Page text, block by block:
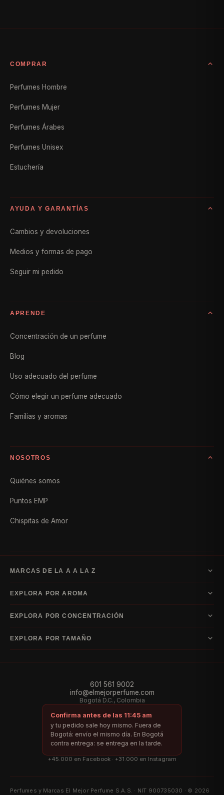
COMPRAR
Perfumes Hombre
Perfumes Mujer
Perfumes Árabes
Perfumes Unisex
Estuchería
AYUDA Y GARANTÍAS
Cambios y devoluciones
Medios y formas de pago
Seguir mi pedido
APRENDE
Concentración de un perfume
Blog
Uso adecuado del perfume
Cómo elegir un perfume adecuado
Familias y aromas
NOSOTROS
Quiénes somos
Puntos EMP
Chispitas de Amor
MARCAS DE LA A A LA Z
E–I
EscadaGuerlainHugo BossIssey Miyake
J–L
Ralph Lauren
Yves Saint Laurent
Índice por letra
Marcas de la A a la D Marcas de la E a la IMarcas de la J a la L
Marcas de la M a la R
EXPLORA POR AROMA
AcuáticaAmaderadaCítricoFloral Frutal
EXPLORA POR CONCENTRACIÓN
Eau de CologneEau de Toilette
EXPLORA POR TAMAÑO
601 561 9002
info@elmejorperfume.com
Bogotá D.C., Colombia
Confirma antes de las 11:45 am
y tu pedido sale hoy mismo. Fuera de
Bogotá: envío el mismo día. En Bogotá
contra entrega: se entrega en la tarde.
+45.000 en Facebook · +31.000 en Instagram
Perfumes y Marcas El Mejor Perfume S.A.S. · NIT 900735030 · © 2026